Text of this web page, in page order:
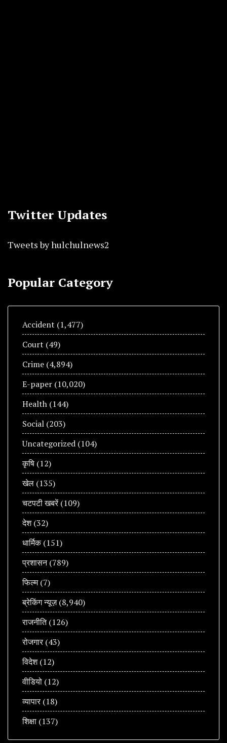
Twitter Updates
Tweets by hulchulnews2
Popular Category
Accident (1,477)
Court (49)
Crime (4,894)
E-paper (10,020)
Health (144)
Social (203)
Uncategorized (104)
कृषि (12)
खेल (135)
चटपटी खबरें(109)
देश(32)
धार्मिक(151)
प्रशासन(789)
फिल्म(7)
ब्रेकिंग न्यूज़(8,940)
राजनीति(126)
रोजगार(43)
विदेश(12)
वीडियो (12)
व्यापार(18)
शिक्षा (137)